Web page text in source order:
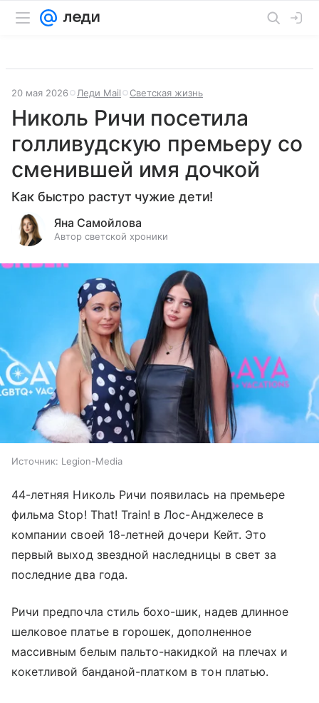
20 мая 2026 Леди Mail Светская жизнь
Николь Ричи посетила
голливудскую премьеру со
сменившей имя дочкой
Как быстро растут чужие дети!
Яна Самойлова
Автор светской хроники
Источник: Legion-Media
44-летняя Николь Ричи появилась на премьере
фильма Stop! That! Train! в Лос-Анджелесе в
компании своей 18-летней дочери Кейт. Это
первый выход звездной наследницы в свет за
последние два года.
Ричи предпочла стиль бохо-шик, надев длинное
шелковое платье в горошек, дополненное
массивным белым пальто-накидкой на плечах и
кокетливой банданой-платком в тон платью.